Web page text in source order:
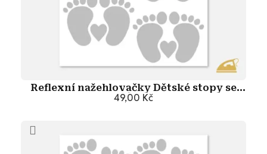
Reflexní nažehlovačky Dětské stopy se
srdíčkem
49,00 Kč
Přidat do košíku